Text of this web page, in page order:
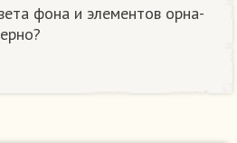
фона и элементов орна-